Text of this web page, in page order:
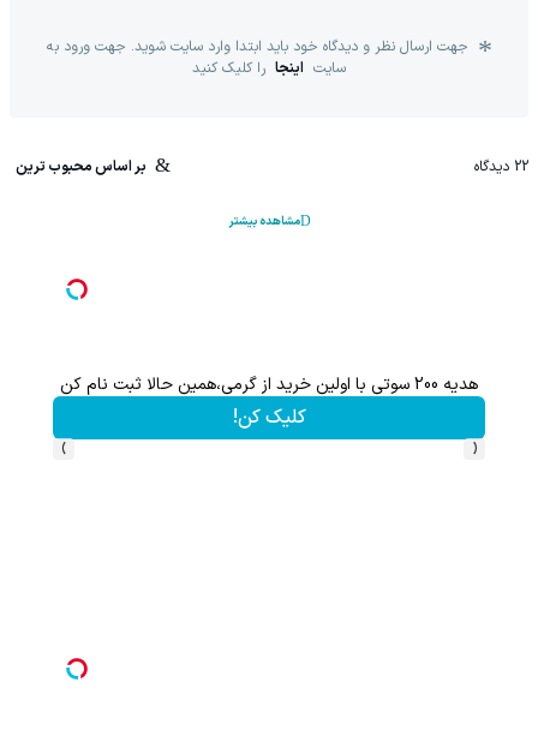
جهت ارسال نظر و دیدگاه خود باید ابتدا وارد سایت شوید. جهت ورود به
سایت اینجا را کلیک کنید
22 دیدگاه بر اساس محبوب ترین
مشاهده بیشتر
هدیه 200 سوتی با اولین خرید از گرمی،همین حالا ثبت نام کن
کلیک کن!
‹
›